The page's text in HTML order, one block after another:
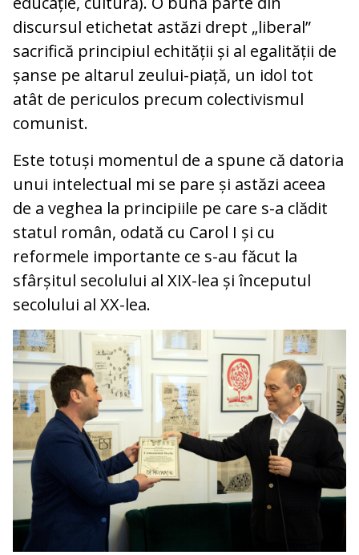
discursul etichetat astăzi drept „liberal”
sacrifică principiul echității și al egalității de
șanse pe altarul zeului-piață, un idol tot
atât de periculos precum colectivismul
comunist.
Este totuși momentul de a spune că datoria
unui intelectual mi se pare și astăzi aceea
de a veghea la principiile pe care s-a clădit
statul român, odată cu Carol I și cu
reformele importante ce s-au făcut la
sfârșitul secolului al XIX-lea și începutul
secolului al XX-lea.